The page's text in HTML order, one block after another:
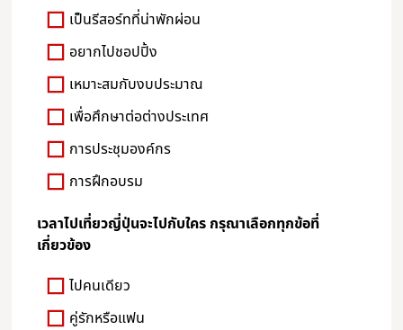
เป็นรีสอร์ทที่น่าพักผ่อน
อยากไปชอปปิ้ง
เหมาะสมกับงบประมาณ
เพื่อศึกษาต่อต่างประเทศ
การประชุมองค์กร
การฝึกอบรม
เวลาไปเที่ยวญี่ปุ่นจะไปกับใคร กรุณาเลือกทุกข้อที่
เกี่ยวข้อง
ไปคนเดียว
คู่รักหรือแฟน